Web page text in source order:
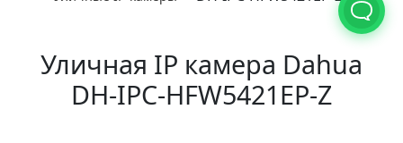
Уличная IP камера Dahua
DH-IPC-HFW5421EP-Z